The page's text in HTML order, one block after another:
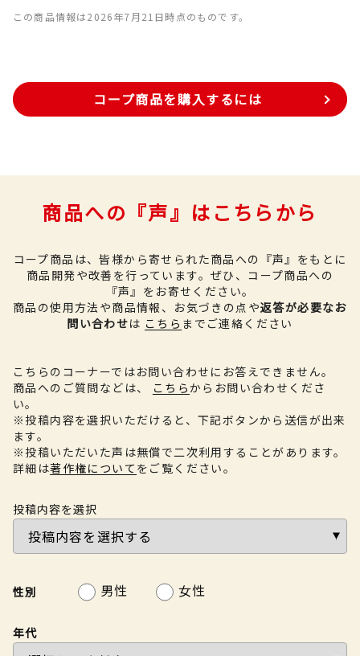
この商品情報は2026年7月21日時点のものです。
コープ商品を購入するには
商品への『声』はこちらから
コープ商品は、皆様から寄せられた商品への『声』をもとに
商品開発や改善を行っています。 ぜひ、コープ商品への
『声』をお寄せください。
商品の使用方法や商品情報、お気づきの点や返答が必要なお
問い合わせは こちら までご連絡ください
こちらのコーナーではお問い合わせにお答えできません。
商品へのご質問などは、
こちらからお問い合わせくださ
い。
※投稿内容を選択いただけると、下記ボタンから送信が出来
ます。
※投稿いただいた声は無償で二次利用することがあります。
詳細は著作権について をご覧ください。
投稿内容を選択
性別 男性 女性
年代